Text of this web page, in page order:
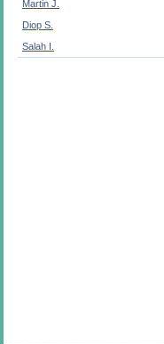
Martin J.
Diop S.
Salah I.